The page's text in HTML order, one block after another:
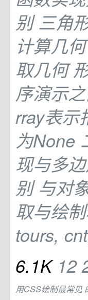
别三角
计算几何
取几何
序演示
rray表示
为None
现与多
别与对
取与绘
tours,
6.1K 12
用CSS绘制最常见